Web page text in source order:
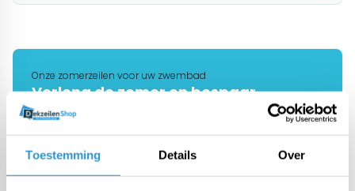
Toestemming Details Over
Onze zomerzeilen voor uw zwembad
Verleng de zomer en bespaar
energiekosten